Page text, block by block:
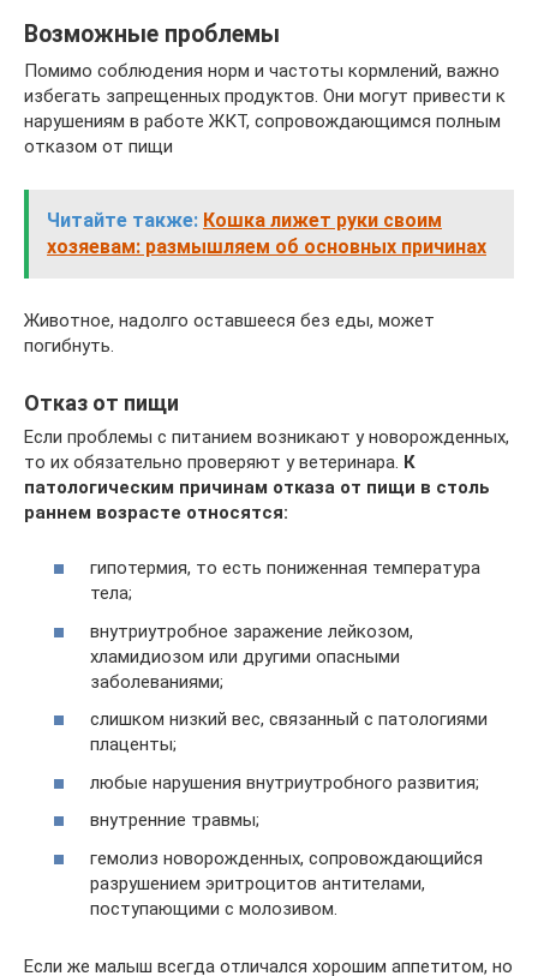
Возможные проблемы
Помимо соблюдения норм и частоты кормлений, важно
избегать запрещенных продуктов. Они могут привести к
нарушениям в работе ЖКТ, сопровождающимся полным
отказом от пищи
Читайте также: Кошка лижет руки своим
хозяевам: размышляем об основных причинах
Животное, надолго оставшееся без еды, может
погибнуть.
Отказ от пищи
Если проблемы с питанием возникают у новорожденных,
то их обязательно проверяют у ветеринара. К
патологическим причинам отказа от пищи в столь
раннем возрасте относятся:
гипотермия, то есть пониженная температура
тела;
внутриутробное заражение лейкозом,
хламидиозом или другими опасными
заболеваниями;
слишком низкий вес, связанный с патологиями
плаценты;
любые нарушения внутриутробного развития;
внутренние травмы;
гемолиз новорожденных, сопровождающийся
разрушением эритроцитов антителами,
поступающими с молозивом.
Если же малыш всегда отличался хорошим аппетитом, но